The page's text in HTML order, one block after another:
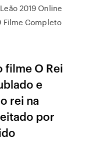
2019 Online
Filme Completo
filme O Rei
e
rei na
por